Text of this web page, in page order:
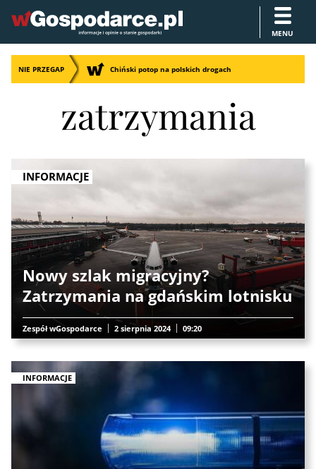
MENU
NIE PRZEGAP Chiński potop na polskich drogach
zatrzymania
INFORMACJE
Nowy szlak migracyjny?
Zatrzymania na gdańskim lotnisku
Zespół wGospodarce 2 sierpnia 2024 09:20
INFORMACJE